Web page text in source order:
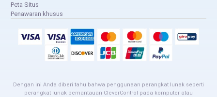
Peta Situs
Penawaran khusus
Dengan ini Anda diberi tahu bahwa penggunaan perangkat lunak seperti
perangkat lunak pemantauan CleverControl pada komputer atau